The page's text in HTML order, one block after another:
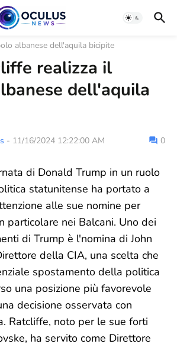
albanese dell'aquila bicipite
realizza il
dell'aquila
- 11/16/2024 12:22:00 AM 0
di Donald Trump in un ruolo
statunitense ha portato a
alle sue nomine per
particolare nei Balcani. Uno dei
di Trump è l'nomina di John
della CIA, una scelta che
spostamento della politica
una posizione più favorevole
decisione osservata con
Ratcliffe, noto per le sue forti
ha servito come Direttore